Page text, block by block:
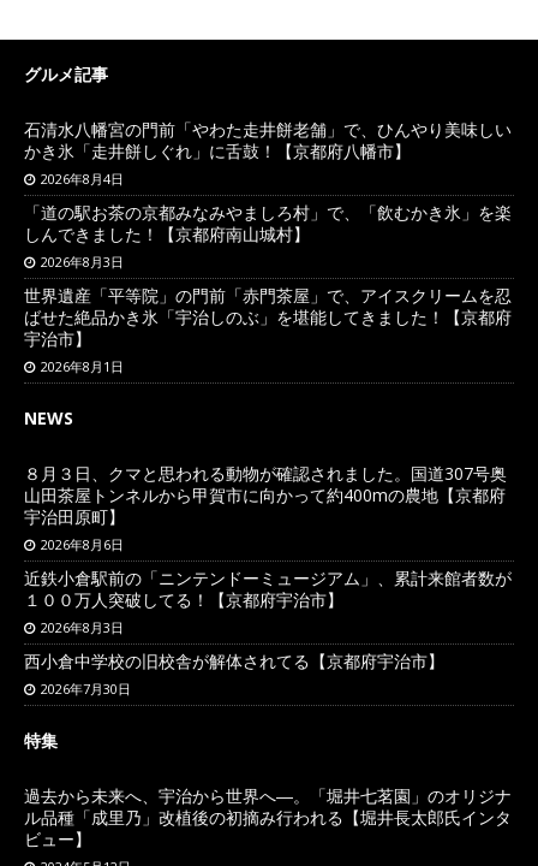
グルメ記事
石清水八幡宮の門前「やわた走井餅老舗」で、ひんやり美味しい
かき氷「走井餅しぐれ」に舌鼓！【京都府八幡市】
2026年8月4日
「道の駅お茶の京都みなみやましろ村」で、「飲むかき氷」を楽
しんできました！【京都府南山城村】
2026年8月3日
世界遺産「平等院」の門前「赤門茶屋」で、アイスクリームを忍
ばせた絶品かき氷「宇治しのぶ」を堪能してきました！【京都府
宇治市】
2026年8月1日
NEWS
８月３日、クマと思われる動物が確認されました。国道307号奥
山田茶屋トンネルから甲賀市に向かって約400mの農地【京都府
宇治田原町】
2026年8月6日
近鉄小倉駅前の「ニンテンドーミュージアム」、累計来館者数が
１００万人突破してる！【京都府宇治市】
2026年8月3日
西小倉中学校の旧校舎が解体されてる【京都府宇治市】
2026年7月30日
特集
過去から未来へ、宇治から世界へ―。「堀井七茗園」のオリジナ
ル品種「成里乃」改植後の初摘み行われる【堀井長太郎氏インタ
ビュー】